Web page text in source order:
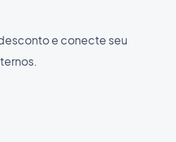
e conecte seu